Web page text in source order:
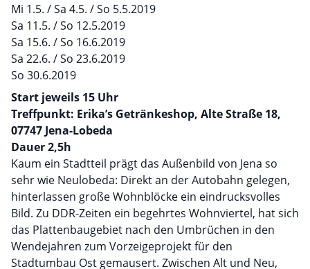
Mi 1.5. / Sa 4.5. / So 5.5.2019
Sa 11.5. / So 12.5.2019
Sa 15.6. / So 16.6.2019
Sa 22.6. / So 23.6.2019
So 30.6.2019
Start jeweils 15 Uhr
Treffpunkt: Erika’s Getränkeshop, Alte Straße 18,
07747 Jena-Lobeda
Dauer 2,5h
Kaum ein Stadtteil prägt das Außenbild von Jena so
sehr wie Neulobeda: Direkt an der Autobahn gelegen,
hinterlassen große Wohnblöcke ein eindrucksvolles
Bild. Zu DDR-Zeiten ein begehrtes Wohnviertel, hat sich
das Plattenbaugebiet nach den Umbrüchen in den
Wendejahren zum Vorzeigeprojekt für den
Stadtumbau Ost gemausert. Zwischen Alt und Neu,